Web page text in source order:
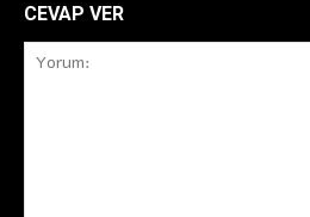
CEVAP VER